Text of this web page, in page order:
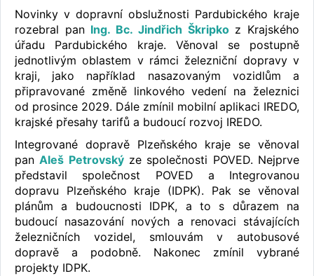
Novinky v dopravní obslužnosti Pardubického kraje
rozebral pan Ing. Bc. Jindřich Škripkoz Krajského
úřadu Pardubického kraje. Věnoval se postupně
jednotlivým oblastem v rámci železniční dopravy v
kraji, jako například nasazovaným vozidlům a
připravované změně linkového vedení na železnici
od prosince 2029. Dále zmínil mobilní aplikaci IREDO,
krajské přesahy tarifů a budoucí rozvoj IREDO.
Integrované dopravě Plzeňského kraje se věnoval
panAleš Petrovskýze společnosti POVED. Nejprve
představil společnost POVED a Integrovanou
dopravu Plzeňského kraje (IDPK). Pak se věnoval
plánům a budoucnosti IDPK, a to s důrazem na
budoucí nasazování nových a renovaci stávajících
železničních vozidel, smlouvám v autobusové
dopravě a podobně. Nakonec zmínil vybrané
projekty IDPK.